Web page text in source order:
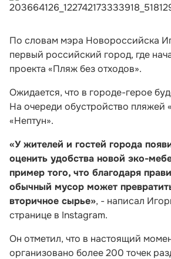
По словам мэра Новороссийска
первый российский город, где
проекта «Пляж без отходов».
Ожидается, что в городе-герое
На очереди обустройство пляжей
«Нептун».
«У жителей и гостей города
оценить удобства новой эко-
пример того, что благодаря
обычный мусор может
вторичное сырье», - написал
странице в Instagram.
Он отметил, что в настоящий
организовано более 200 точек